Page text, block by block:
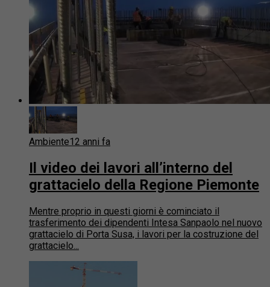
Ambiente12 anni fa
Il video dei lavori all’interno del
grattacielo della Regione Piemonte
Mentre proprio in questi giorni è cominciato il
trasferimento dei dipendenti Intesa Sanpaolo nel nuovo
grattacielo di Porta Susa, i lavori per la costruzione del
grattacielo...